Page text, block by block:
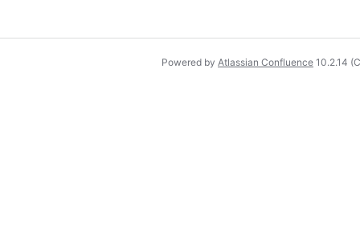
Powered by Atlassian Confluence 10.2.14